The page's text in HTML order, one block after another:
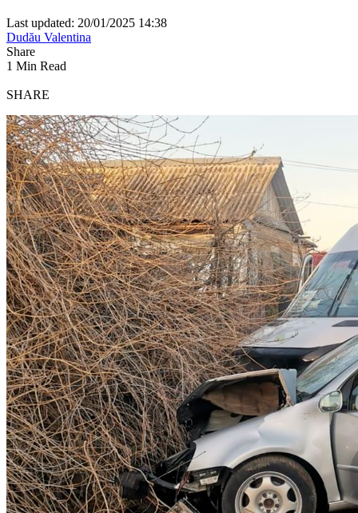
Last updated: 20/01/2025 14:38
Dudău Valentina
Share
1 Min Read
SHARE